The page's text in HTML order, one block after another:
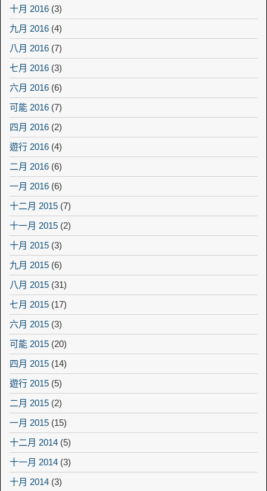
十月 2016 (3)
九月 2016 (4)
八月 2016 (7)
七月 2016 (3)
六月 2016 (6)
可能 2016 (7)
四月 2016 (2)
遊行 2016 (4)
二月 2016 (6)
一月 2016 (6)
十二月 2015 (7)
十一月 2015 (2)
十月 2015 (3)
九月 2015 (6)
八月 2015 (31)
七月 2015 (17)
六月 2015 (3)
可能 2015 (20)
四月 2015 (14)
遊行 2015 (5)
二月 2015 (2)
一月 2015 (15)
十二月 2014 (5)
十一月 2014 (3)
十月 2014 (3)